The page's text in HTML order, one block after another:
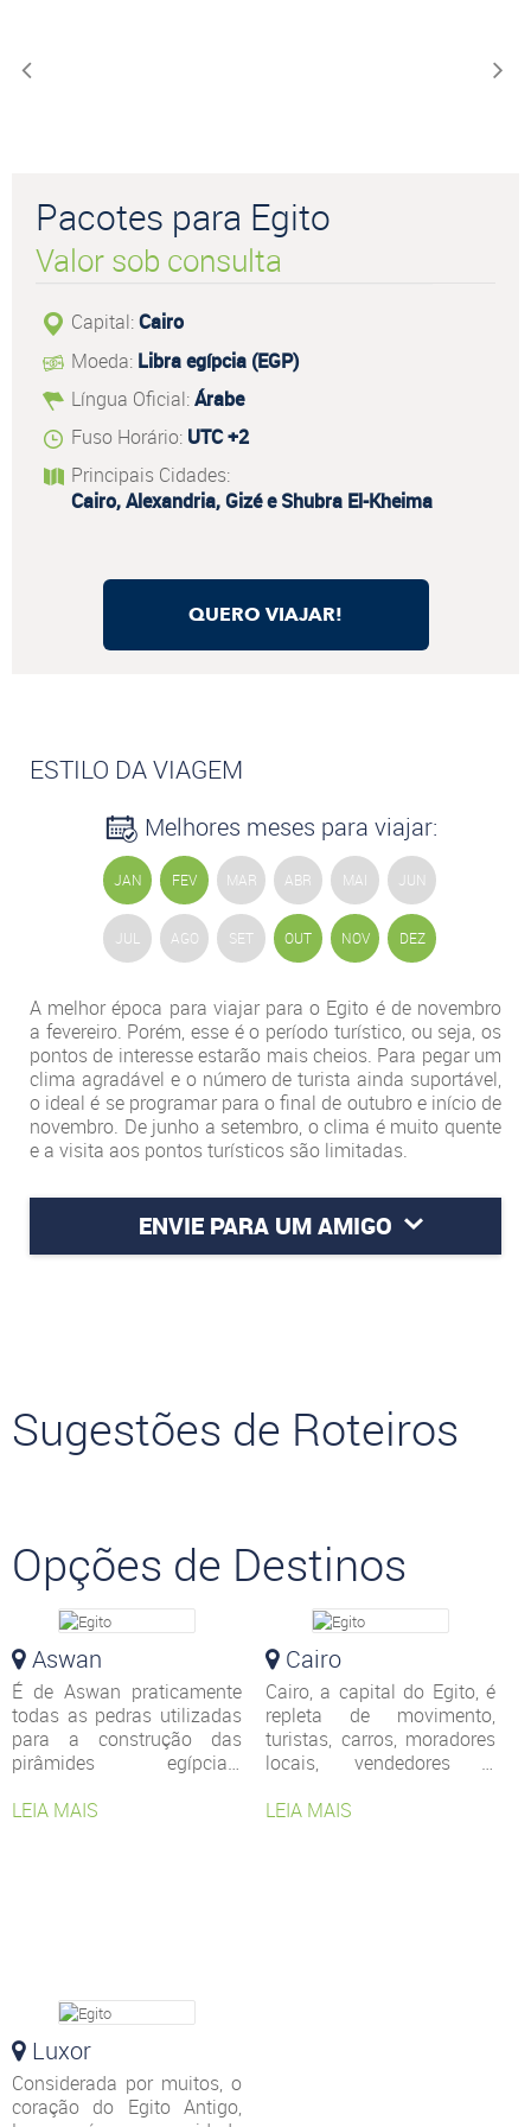
Pacotes para Egito
Valor sob consulta
Capital:Cairo
Moeda: Libra egípcia (EGP)
Língua Oficial:Árabe
Fuso Horário: UTC +2
Principais Cidades:
Cairo, Alexandria, Gizé e Shubra El-Kheima
QUERO VIAJAR!
ESTILO DA VIAGEM
Melhores meses para viajar:
JAN FEV MAR ABR MAI JUN
JUL AGO SET OUT NOV DEZ
A melhor época para viajar para o Egito é de novembro
a fevereiro. Porém, esse é o período turístico, ou seja, os
pontos de interesse estarão mais cheios. Para pegar um
clima agradável e o número de turista ainda suportável,
o ideal é se programar para o final de outubro e início de
novembro. De junho a setembro, o clima é muito quente
e a visita aos pontos turísticos são limitadas.
ENVIE PARA UM AMIGO
Sugestões de Roteiros
Opções de Destinos
Aswan
É de Aswan praticamente
todas as pedras utilizadas
para a construção das
pirâmides egípcias.
país, aqui você pode
LEIA MAIS
Cairo
Cairo, a capital do Egito, é
repleta de movimento,
turistas, carros, moradores
locais, vendedores e
ruas em um ritmo frenético
LEIA MAIS
Luxor
Considerada por muitos, o
coração do Egito Antigo,